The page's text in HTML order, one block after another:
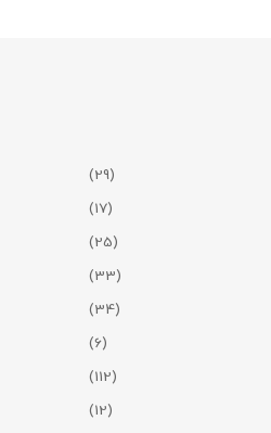
(29)
(17)
(25)
(33)
(34)
(6)
(112)
(12)